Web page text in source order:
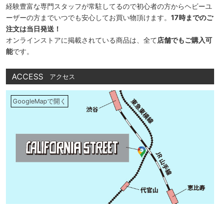
経験豊富な専門スタッフが常駐してるので初心者の方からヘビーユ
ーザーの方までいつでも安心してお買い物頂けます。 17時までのご
注文は当日発送！
オンラインストアに掲載されている商品は、全て店舗でもご購入可
能です。
ACCESS アクセス
GoogleMapで開く